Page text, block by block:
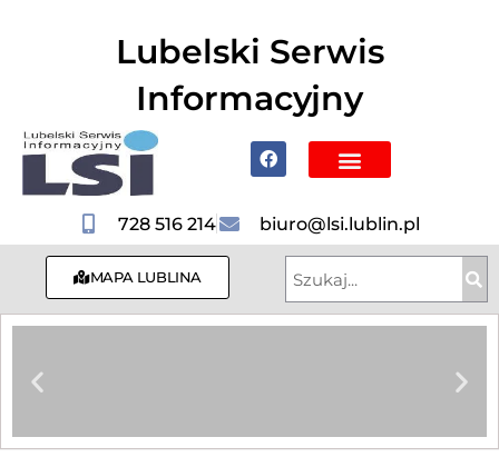
Lubelski Serwis
Informacyjny
728 516 214 biuro@lsi.lublin.pl
MAPA LUBLINA